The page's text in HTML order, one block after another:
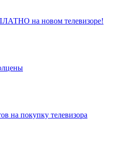
на новом телевизоре!
на покупку телевизора